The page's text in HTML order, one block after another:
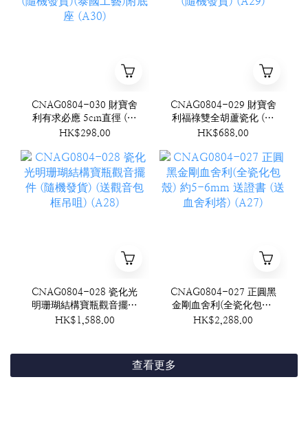
CNAG0804-030 財寶舍
利有求必應 5cm直徑 (隨
機發貨)(泰國工藝)附底座
HK$298.00
CNAG0804-029 財寶舍
利福祿雙全胡蘆瓷化 (隨
機發貨) (A29)
HK$688.00
CNAG0804-028 瓷化光
明珊瑚結構寶瓶觀音擺件
(隨機發貨) (送觀音包框
HK$1,588.00
CNAG0804-027 正圓黑
金剛血舍利(全瓷化包殼)
約5-6mm 送證書 (送血
HK$2,288.00
查看更多